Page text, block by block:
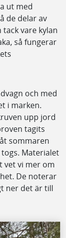
ut med
de delar av
vare kylan
så fungerar
och med
i marken.
upp jord
tagits
sommaren
Materialet
vet vi mer om
De noterar
ner det är till